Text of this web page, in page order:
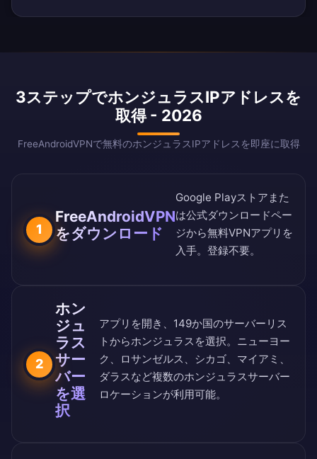
3ステップでホンジュラスIPアドレスを
取得 - 2026
FreeAndroidVPNで無料のホンジュラスIPアドレスを即座に取得
1
FreeAndroidVPN
をダウンロード
Google Playストア また
は公式ダウンロードペー
ジから無料VPNアプリを
入手。登録不要。
2
ホン
ジュ
ラス
サー
バー
を選
択
アプリを開き、 149か国のサーバーリス
トからホンジュラスを選択。ニューヨー
ク、ロサンゼルス、シカゴ、マイアミ、
ダラスなど複数のホンジュラスサーバー
ロケーションが利用可能。